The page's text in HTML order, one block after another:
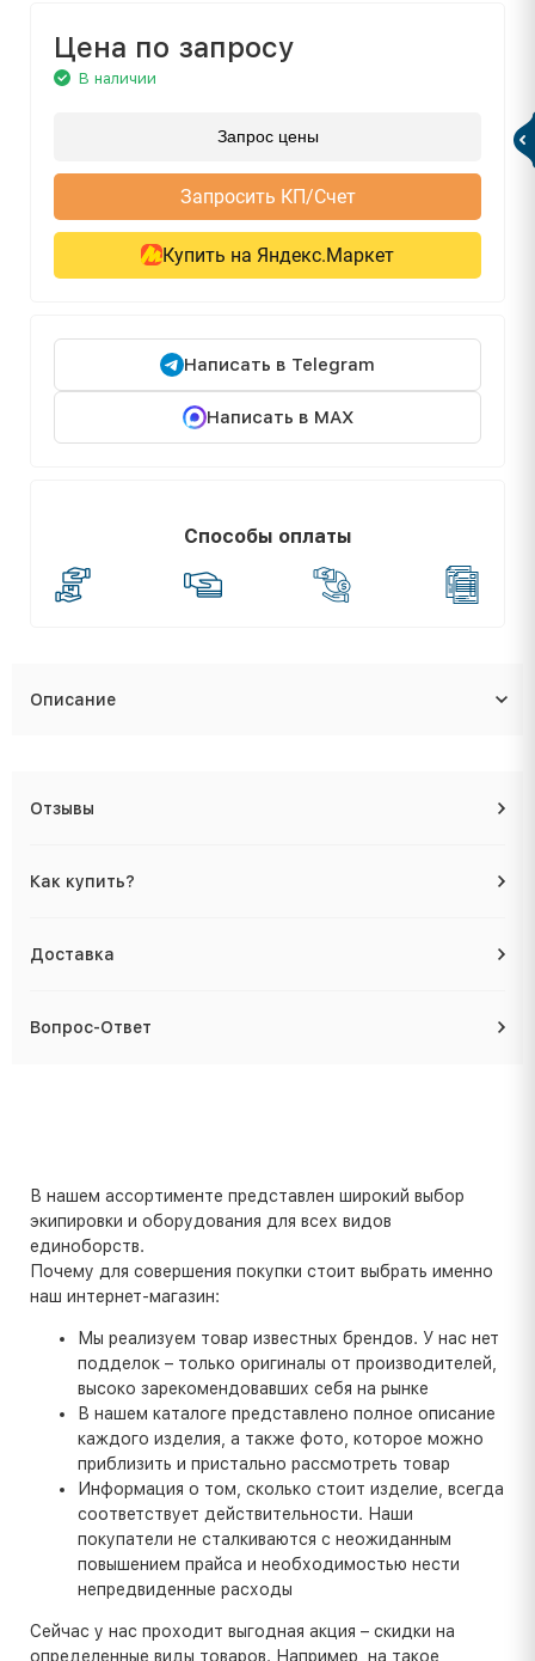
Цена по запросу
В наличии
Запрос цены
Запросить КП/Счет
Купить на Яндекс.Маркет
Написать в Telegram
Написать в MAX
Способы оплаты
Описание
Отзывы
Как купить?
Доставка
Вопрос-Ответ
В нашем ассортименте представлен широкий выбор
экипировки и оборудования для всех видов
единоборств.
Почему для совершения покупки стоит выбрать именно
наш интернет-магазин:
Мы реализуем товар известных брендов. У нас нет
подделок – только оригиналы от производителей,
высоко зарекомендовавших себя на рынке
В нашем каталоге представлено полное описание
каждого изделия, а также фото, которое можно
приблизить и пристально рассмотреть товар
Информация о том, сколько стоит изделие, всегда
соответствует действительности. Наши
покупатели не сталкиваются с неожиданным
повышением прайса и необходимостью нести
непредвиденные расходы
Сейчас у нас проходит выгодная акция – скидки на
определенные виды товаров. Например, на такое